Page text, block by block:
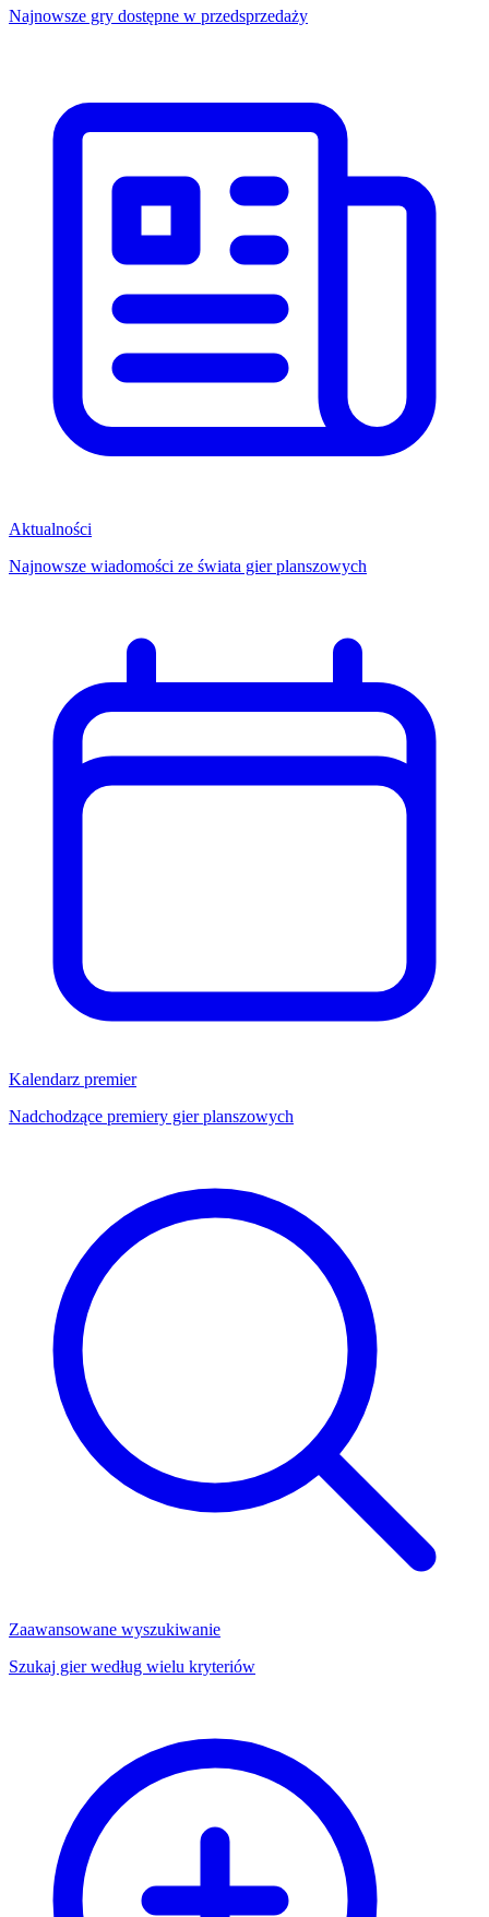
Najnowsze gry dostępne w przedsprzedaży
Aktualności
Najnowsze wiadomości ze świata gier planszowych
Kalendarz premier
Nadchodzące premiery gier planszowych
Zaawansowane wyszukiwanie
Szukaj gier według wielu kryteriów